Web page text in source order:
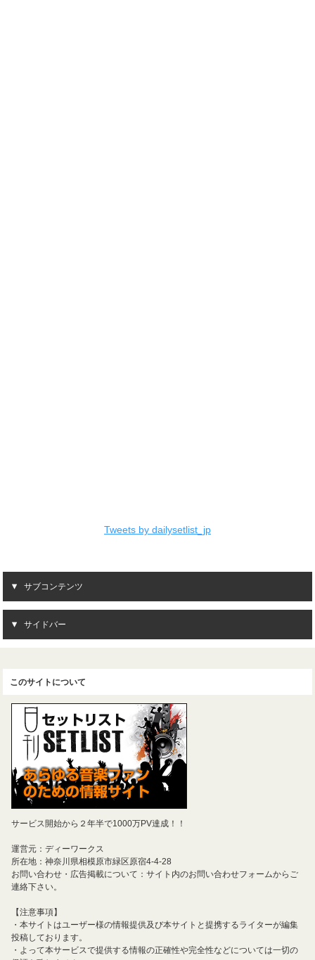
Tweets by dailysetlist_jp
サブコンテンツ
サイドバー
このサイトについて
サービス開始から２年半で1000万PV達成！！
運営元：ディーワークス
所在地：神奈川県相模原市緑区原宿4-4-28
お問い合わせ・広告掲載について：サイト内のお問い合わせフォームからご
連絡下さい。
【注意事項】
・本サイトはユーザー様の情報提供及び本サイトと提携するライターが編集
投稿しております。
・よって本サービスで提供する情報の正確性や完全性などについては一切の